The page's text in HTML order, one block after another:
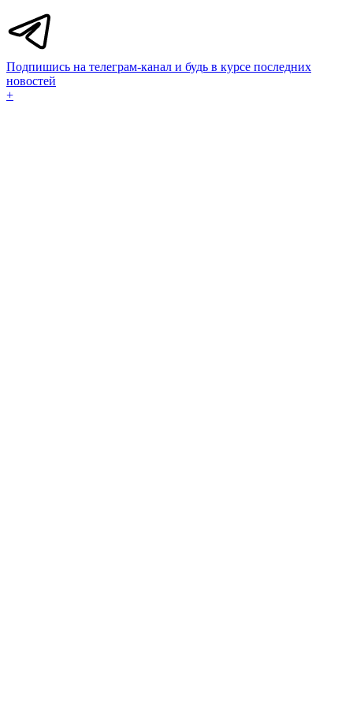
Подпишись на телеграм-канал и будь в курсе последних
новостей
+